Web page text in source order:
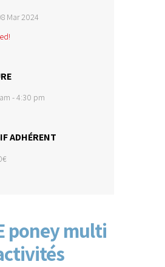
Mar 2024
- 4:30 pm
ADHÉRENT
poney multi